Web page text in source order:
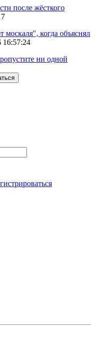
после жёсткого
москаля", когда объяснял
16:57:24
ни одной